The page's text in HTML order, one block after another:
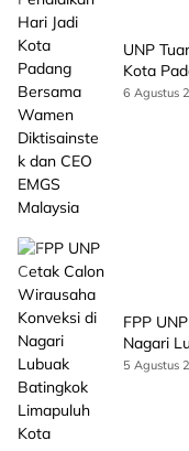
UNP
Kota
CEO
6 Agustus
FPP
Nagari
5 Agustus